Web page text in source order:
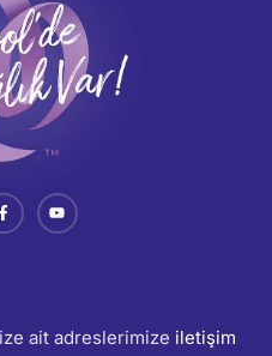
ait adreslerimize iletişim